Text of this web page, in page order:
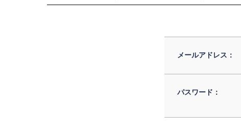
メールアドレス：
パスワード：